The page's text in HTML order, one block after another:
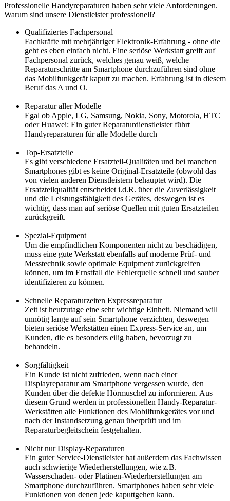
Professionelle Handyreparaturen haben sehr viele Anforderungen.
Warum sind unsere Dienstleister professionell?
Qualifiziertes Fachpersonal
Fachkräfte mit mehrjähriger Elektronik-Erfahrung - ohne die
geht es eben einfach nicht. Eine seriöse Werkstatt greift auf
Fachpersonal zurück, welches genau weiß, welche
Reparaturschritte am Smartphone durchzuführen sind ohne
das Mobilfunkgerät kaputt zu machen. Erfahrung ist in diesem
Beruf das A und O.
Reparatur aller Modelle
Egal ob Apple, LG, Samsung, Nokia, Sony, Motorola, HTC
oder Huawei: Ein guter Reparaturdienstleister führt
Handyreparaturen für alle Modelle durch
Top-Ersatzteile
Es gibt verschiedene Ersatzteil-Qualitäten und bei manchen
Smartphones gibt es keine Original-Ersatzteile (obwohl das
von vielen anderen Dienstleistern behauptet wird). Die
Ersatzteilqualität entscheidet i.d.R. über die Zuverlässigkeit
und die Leistungsfähigkeit des Gerätes, deswegen ist es
wichtig, dass man auf seriöse Quellen mit guten Ersatzteilen
zurückgreift.
Spezial-Equipment
Um die empfindlichen Komponenten nicht zu beschädigen,
muss eine gute Werkstatt ebenfalls auf moderne Prüf- und
Messtechnik sowie optimale Equipment zurückgreifen
können, um im Ernstfall die Fehlerquelle schnell und sauber
identifizieren zu können.
Schnelle Reparaturzeiten Expressreparatur
Zeit ist heutzutage eine sehr wichtige Einheit. Niemand will
unnötig lange auf sein Smartphone verzichten, deswegen
bieten seriöse Werkstätten einen Express-Service an, um
Kunden, die es besonders eilig haben, bevorzugt zu
behandeln.
Sorgfältigkeit
Ein Kunde ist nicht zufrieden, wenn nach einer
Displayreparatur am Smartphone vergessen wurde, den
Kunden über die defekte Hörmuschel zu informieren. Aus
diesem Grund werden in professionellen Handy-Reparatur-
Werkstätten alle Funktionen des Mobilfunkgerätes vor und
nach der Instandsetzung genau überprüft und im
Reparaturbegleitschein festgehalten.
Nicht nur Display-Reparaturen
Ein guter Service-Dienstleister hat außerdem das Fachwissen
auch schwierige Wiederherstellungen, wie z.B.
Wasserschaden- oder Platinen-Wiederherstellungen am
Smartphone durchzuführen. Smartphones haben sehr viele
Funktionen von denen jede kaputtgehen kann.